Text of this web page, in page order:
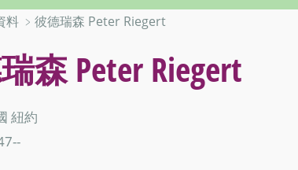
料 ﹥彼德瑞森 Peter Riegert
森 Peter Riegert
紐約